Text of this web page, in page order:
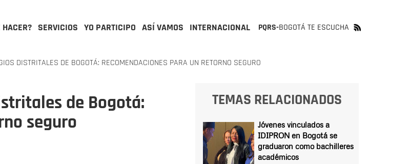
HACER? SERVICIOS YO PARTICIPO ASÍ VAMOS INTERNACIONAL PQRS-BOGOTÁ TE ESCUCHA
DISTRITALES DE BOGOTÁ: RECOMENDACIONES PARA UN RETORNO SEGURO
de Bogotá:
seguro
TEMAS RELACIONADOS
Jóvenes vinculados a
IDIPRON en Bogotá se
graduaron como bachilleres
académicos